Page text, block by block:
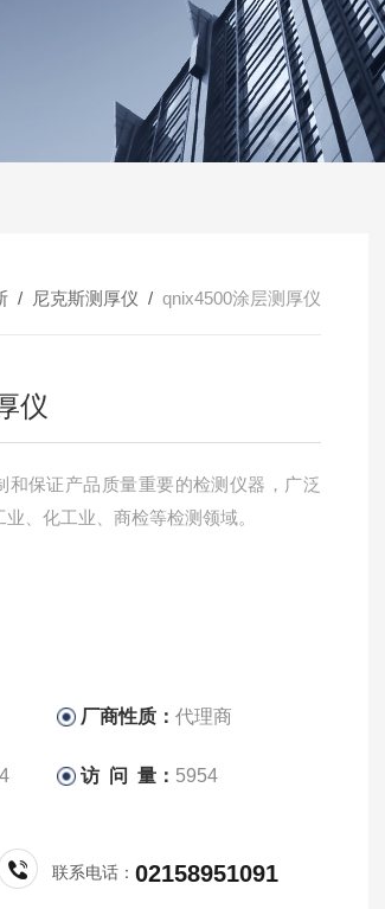
/ 尼克斯测厚仪 / qnix4500涂层测厚仪
仪
和保证产品质量重要的检测仪器，广泛
、化工业、商检等检测领域。
厂商性质：代理商
访 问 量： 5954
联系电话：02158951091